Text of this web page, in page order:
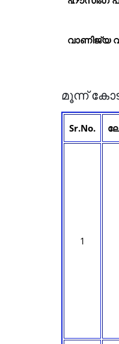
വാണിജ്യ
മൂന്ന്
Sr.No.
1